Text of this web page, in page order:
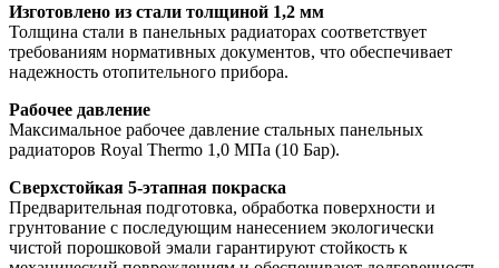
Изготовлено из стали толщиной 1,2 мм
Толщина стали в панельных радиаторах соответствует
требованиям нормативных документов, что обеспечивает
надежность отопительного прибора.
Рабочее давление
Максимальное рабочее давление стальных панельных
радиаторов Royal Thermo 1,0 МПа (10 Бар).
Сверхстойкая 5-этапная покраска
Предварительная подготовка, обработка поверхности и
грунтование с последующим нанесением экологически
чистой порошковой эмали гарантируют стойкость к